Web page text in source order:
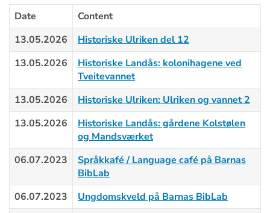
Date
Content
13.05.2026
Historiske Ulriken del 12
13.05.2026
Historiske Landås: kolonihagene ved
Tveitevannet
13.05.2026
Historiske Ulriken: Ulriken og vannet 2
13.05.2026
Historiske Landås: gårdene Kolstølen
og Mandsværket
06.07.2023
Språkkafé / Language café på Barnas
BibLab
06.07.2023
Ungdomskveld på Barnas BibLab